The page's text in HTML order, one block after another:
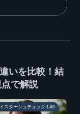
いを比較！結
で解説
スターシュテュック 149